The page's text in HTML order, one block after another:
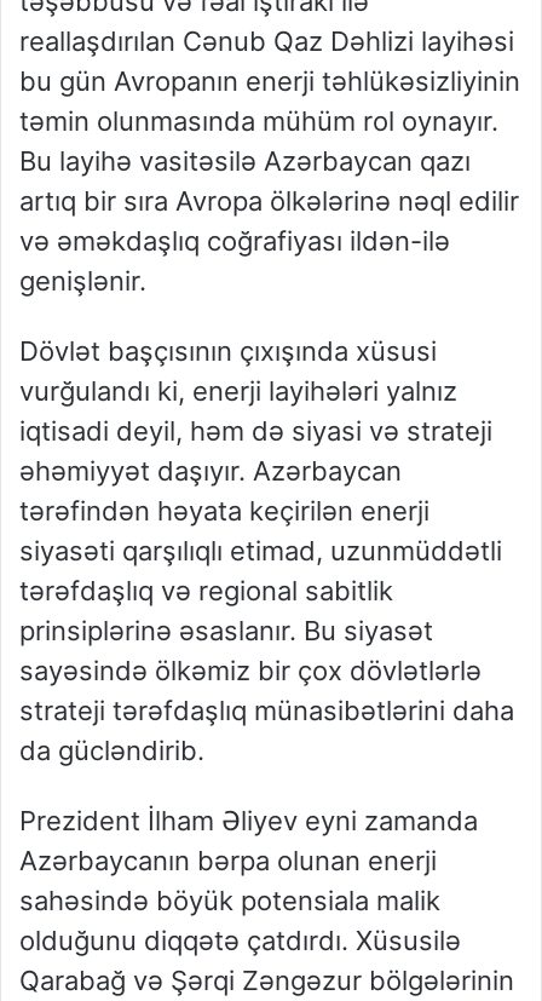
reallaşdırılan Cənub Qaz Dəhlizi layihəsi
bu gün Avropanın enerji təhlükəsizliyinin
təmin olunmasında mühüm rol oynayır.
Bu layihə vasitəsilə Azərbaycan qazı
artıq bir sıra Avropa ölkələrinə nəql edilir
və əməkdaşlıq coğrafiyası ildən-ilə
genişlənir.
Dövlət başçısının çıxışında xüsusi
vurğulandı ki, enerji layihələri yalnız
iqtisadi deyil, həm də siyasi və strateji
əhəmiyyət daşıyır. Azərbaycan
tərəfindən həyata keçirilən enerji
siyasəti qarşılıqlı etimad, uzunmüddətli
tərəfdaşlıq və regional sabitlik
prinsiplərinə əsaslanır. Bu siyasət
sayəsində ölkəmiz bir çox dövlətlərlə
strateji tərəfdaşlıq münasibətlərini daha
da gücləndirib.
Prezident İlham Əliyev eyni zamanda
Azərbaycanın bərpa olunan enerji
sahəsində böyük potensiala malik
olduğunu diqqətə çatdırdı. Xüsusilə
Qarabağ və Şərqi Zəngəzur bölgələrinin